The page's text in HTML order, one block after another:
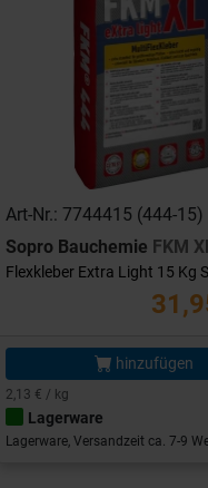
Art-Nr.: 7744415 (444-15)
Sopro Bauchemie FKM
Flexkleber Extra Light 15 Kg
hinzufügen
2,13 € / kg
Lagerware
Lagerware, Versandzeit ca. 7-9